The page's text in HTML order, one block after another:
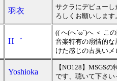
羽衣
サクラにデビューし
ろしくお願いしま
H゛
(( へ(へ´ω`)へ ＜ こ
音楽特有の扇情的
けた感じの古臭い
Yoshioka
【NO128】MSGS
です、聴いて下さ